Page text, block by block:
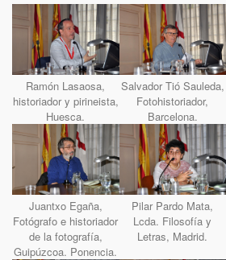
Ramón Lasaosa,
historiador y pirineista,
Huesca.
Salvador Tió Sauleda,
Fotohistoriador,
Barcelona.
Juantxo Egaña,
Fotógrafo e historiador
de la fotografía,
Guipúzcoa. Ponencia.
Pilar Pardo Mata,
Lcda. Filosofía y
Letras, Madrid.